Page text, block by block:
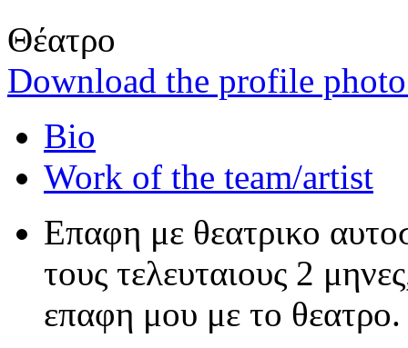
Θέατρο
Download the profile
Bio
Work of the team/artist
Επαφη με θεατρικο
τους τελευταιους 2
επαφη μου με το θεατρο.